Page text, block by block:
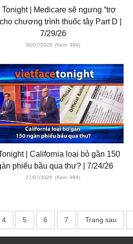
Tonight | Medicare sẽ ngưng “trợ
chương trình thuốc tây Part D |
7/29/26
30/07/2026 (Xem: 989)
| California loại bỏ gần 150
phiếu bầu qua thư? | 7/24/26
27/07/2026 (Xem: 989)
4 5 6 7 Trang sau